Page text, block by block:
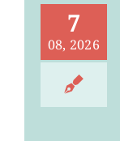
7
08, 2026